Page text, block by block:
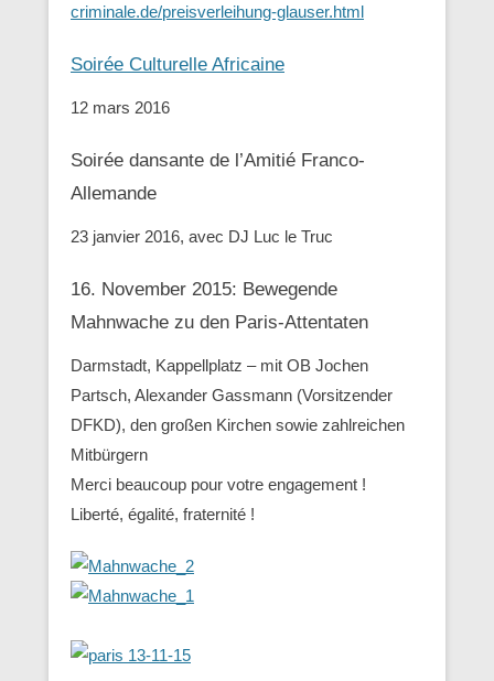
criminale.de/preisverleihung-glauser.html
Soirée Culturelle Africaine
12 mars 2016
Soirée dansante de l’Amitié Franco-
Allemande
23 janvier 2016, avec DJ Luc le Truc
16. November 2015: Bewegende
Mahnwache zu den ‪Paris-Attentaten
Darmstadt, Kappellplatz – mit OB Jochen
Partsch, Alexander Gassmann (Vorsitzender
‪‎DFKD), den großen Kirchen sowie zahlreichen
Mitbürgern
Merci beaucoup pour votre engagement !
Liberté, égalité, fraternité !